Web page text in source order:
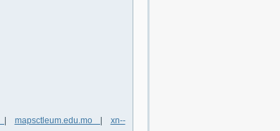
mapsctleum.edu.mo
xn--